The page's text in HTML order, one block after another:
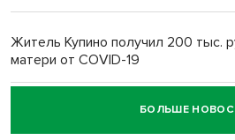
Житель Купино получил 200 тыс.
матери от COVID-19
Новосибирский суд наказал
пенсионерки на вокзале
БОЛЬШЕ